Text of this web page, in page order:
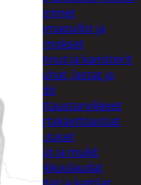
Aterimet
Juomapullot ja
termokset
Kannut ja kanisterit
Kauhat, lastat ja
sudit
Kattaustarvikkeet
Kertakäyttöastiat
Lautaset
Lasit ja mukit
Leikkuulaudat